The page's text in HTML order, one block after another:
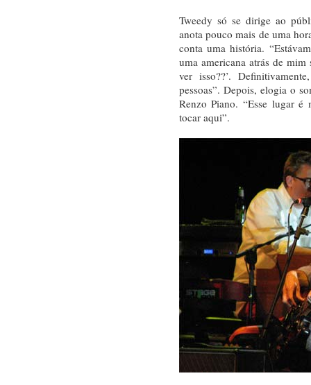
Tweedy só se dirige ao
anota pouco mais de uma
conta uma história.
uma americana atrás de
ver isso??’.
pessoas”. Depois, elogia o
Renzo Piano. “Esse lugar
tocar aqui”.